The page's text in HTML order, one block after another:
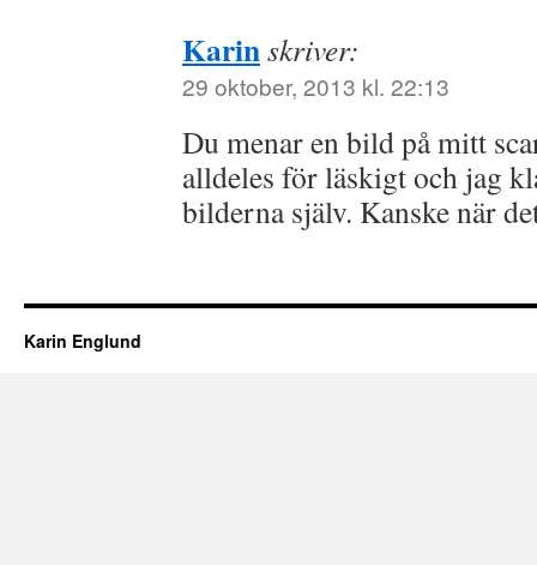
Karinskriver:
29 oktober, 2013 kl. 22:13
Du menar en bild på mitt
alldeles för läskigt och jag
bilderna själv. Kanske när
Karin Englund